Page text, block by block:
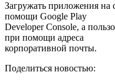
Загружать приложения
помощи Google Play
Developer Console, а
при помощи адреса
корпоративной почты.
Поделиться новостью: